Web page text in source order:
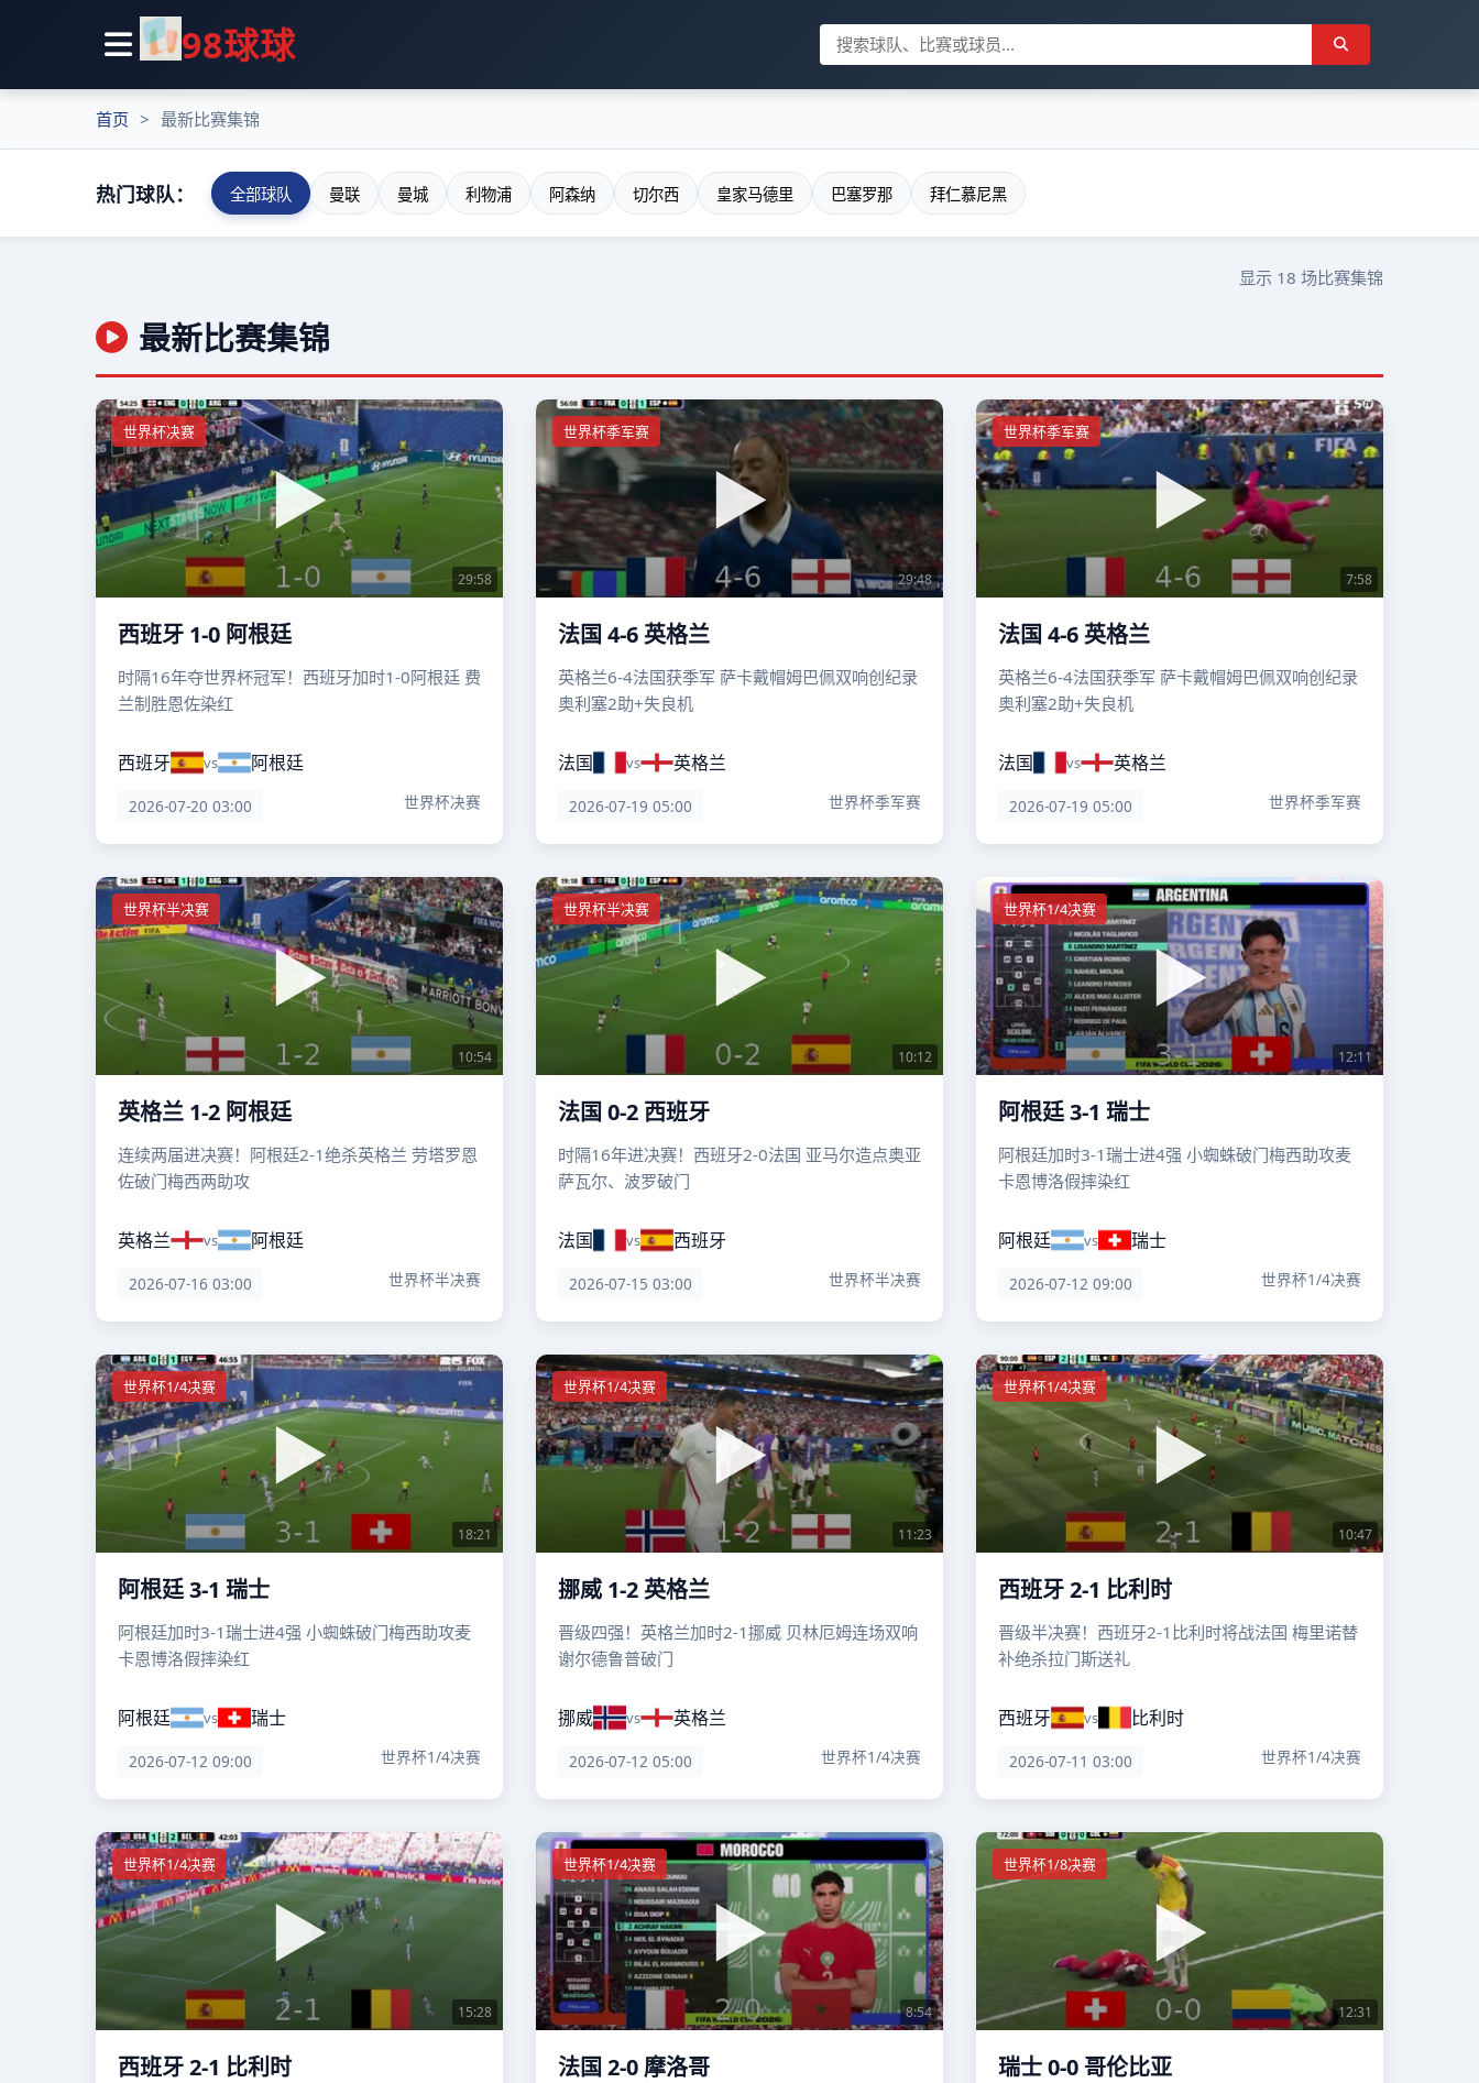
98球球
首页 最新比赛集锦
热门球队： 全部球队 曼联 曼城 利物浦 阿森纳 切尔西 皇家马德里 巴塞罗那 拜仁慕尼黑
显示 18 场比赛集锦
最新比赛集锦
世界杯决赛
29:58
西班牙 1-0 阿根廷
时隔16年夺世界杯冠军！西班牙加时1-0阿根廷 费
兰制胜恩佐染红
西班牙 vs 阿根廷
2026-07-20 03:00 世界杯决赛
世界杯季军赛
29:48
法国 4-6 英格兰
英格兰6-4法国获季军 萨卡戴帽姆巴佩双响创纪录
奥利塞2助+失良机
法国 vs 英格兰
2026-07-19 05:00 世界杯季军赛
世界杯季军赛
7:58
法国 4-6 英格兰
英格兰6-4法国获季军 萨卡戴帽姆巴佩双响创纪录
奥利塞2助+失良机
法国 vs 英格兰
2026-07-19 05:00 世界杯季军赛
世界杯半决赛
10:54
英格兰 1-2 阿根廷
连续两届进决赛！阿根廷2-1绝杀英格兰 劳塔罗恩
佐破门梅西两助攻
英格兰 vs 阿根廷
2026-07-16 03:00 世界杯半决赛
世界杯半决赛
10:12
法国 0-2 西班牙
时隔16年进决赛！西班牙2-0法国 亚马尔造点奥亚
萨瓦尔、波罗破门
法国 vs 西班牙
2026-07-15 03:00 世界杯半决赛
世界杯1/4决赛
12:11
阿根廷 3-1 瑞士
阿根廷加时3-1瑞士进4强 小蜘蛛破门梅西助攻麦
卡恩博洛假摔染红
阿根廷 vs 瑞士
2026-07-12 09:00 世界杯1/4决赛
世界杯1/4决赛
18:21
阿根廷 3-1 瑞士
阿根廷加时3-1瑞士进4强 小蜘蛛破门梅西助攻麦
卡恩博洛假摔染红
阿根廷 vs 瑞士
2026-07-12 09:00 世界杯1/4决赛
世界杯1/4决赛
11:23
挪威 1-2 英格兰
晋级四强！英格兰加时2-1挪威 贝林厄姆连场双响
谢尔德鲁普破门
挪威 vs 英格兰
2026-07-12 05:00 世界杯1/4决赛
世界杯1/4决赛
10:47
西班牙 2-1 比利时
晋级半决赛！西班牙2-1比利时将战法国 梅里诺替
补绝杀拉门斯送礼
西班牙 vs 比利时
2026-07-11 03:00 世界杯1/4决赛
世界杯1/4决赛
15:28
西班牙 2-1 比利时
世界杯1/4决赛
8:54
法国 2-0 摩洛哥
世界杯1/8决赛
12:31
瑞士 0-0 哥伦比亚